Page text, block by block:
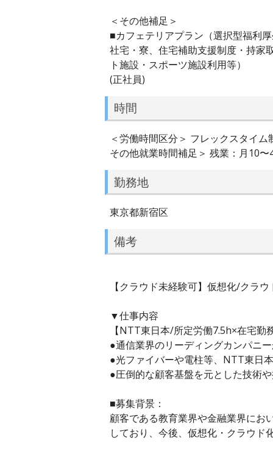
＜その他補足＞
■カフェテリアプラン（選択型福利
社宅・寮、住宅補助支援制度・持家
ト施設・スポーツ施設利用等）
(正社員)
時間
＜労働時間区分＞ フレックスタイ
その他就業時間補足＞ 残業：月10
勤務地
東京都新宿区
備考
【クラウド未経験可】仮想化/クラ
▼仕事内容
【NTT東日本/所定労働7.5h×在宅勤
●通信業界のリーディングカンパニ
●光ファイバーや電柱等、NTT東日
●圧倒的な顧客基盤を元とした技術
■募集背景：
顧客である教育業界や金融業界にお
しており、今後、仮想化・クラウド